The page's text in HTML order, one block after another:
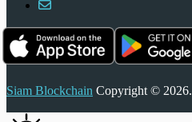
Siam Blockchain Copyright © 2026.